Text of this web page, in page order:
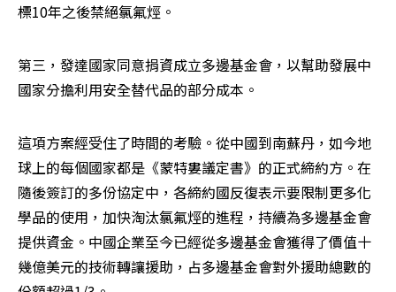
標10年之後禁絕氯氟烴。
第三，發達國家同意捐資成立多邊基金會，以幫助發展中
國家分擔利用安全替代品的部分成本。
這項方案經受住了時間的考驗。從中國到南蘇丹，如今地
球上的每個國家都是《蒙特婁議定書》的正式締約方。在
隨後簽訂的多份協定中，各締約國反復表示要限制更多化
學品的使用，加快淘汰氯氟烴的進程，持續為多邊基金會
提供資金。中國企業至今已經從多邊基金會獲得了價值十
幾億美元的技術轉讓援助，占多邊基金會對外援助總數的